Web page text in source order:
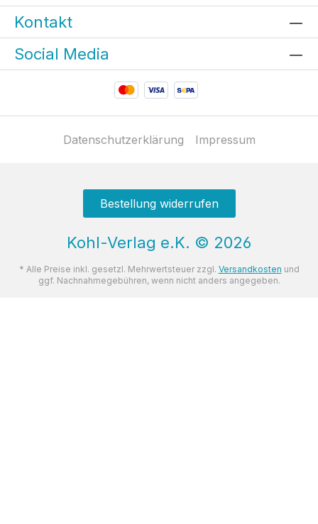
Kontakt
Social Media
Datenschutzerklärung Impressum
Bestellung widerrufen
Kohl-Verlag e.K. © 2026
* Alle Preise inkl. gesetzl. Mehrwertsteuer zzgl. Versandkosten und
ggf. Nachnahmegebühren, wenn nicht anders angegeben.